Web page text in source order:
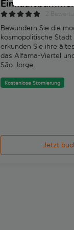
Bewundern Sie die
kosmopolitische
erkunden Sie ihre
das Alfama-Viertel
São Jorge.
Kostenlose Stornierung
Jetzt